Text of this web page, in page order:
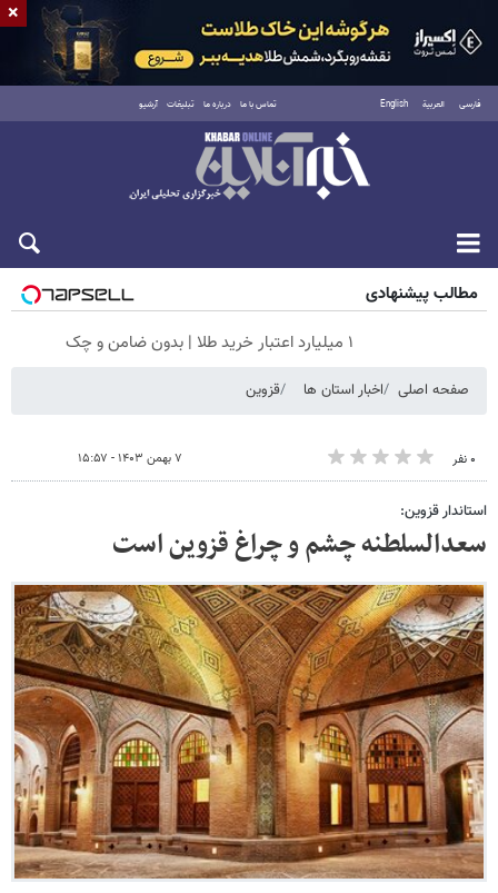
فارسی العربية English تماس با ما درباره ما تبلیغات آرشیو
شنبه ۱۷ مرداد ۱۴۰۵
مطالب پیشنهادی
۱ میلیارد اعتبار خرید طلا | بدون ضامن و چک
صفحه اصلی اخبار استان ها قزوین
۰ نفر ۷ بهمن ۱۴۰۳ - ۱۵:۵۷
استاندار قزوین:
سعدالسلطنه چشم و چراغ قزوین است
×